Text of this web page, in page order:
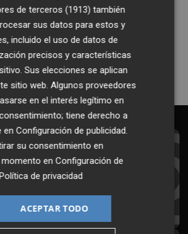
en tu correo
Quiero suscribirme
al Boletín
días a primera hora en tu email
de terceros (1913) también
sus datos para estos y
incluido el uso de datos de
precisos y características
Sus elecciones se aplican
sitio web. Algunos proveedores
en el interés legítimo en
tiene derecho a
enConfiguración de publicidad.
su consentimiento en
momento enConfiguración de
de privacidad
ACEPTAR TODO